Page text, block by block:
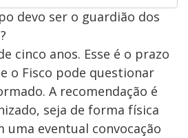
devo ser o guardião dos
cinco anos. Esse é o prazo
o Fisco pode questionar
A recomendação é
seja de forma física
uma eventual convocação